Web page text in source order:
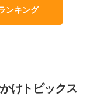
ンキング
けトピックス